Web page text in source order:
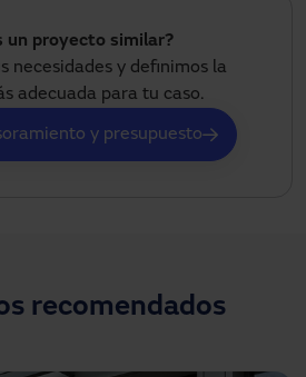
un proyecto similar?
necesidades y definimos la
adecuada para tu caso.
y presupuesto
recomendados